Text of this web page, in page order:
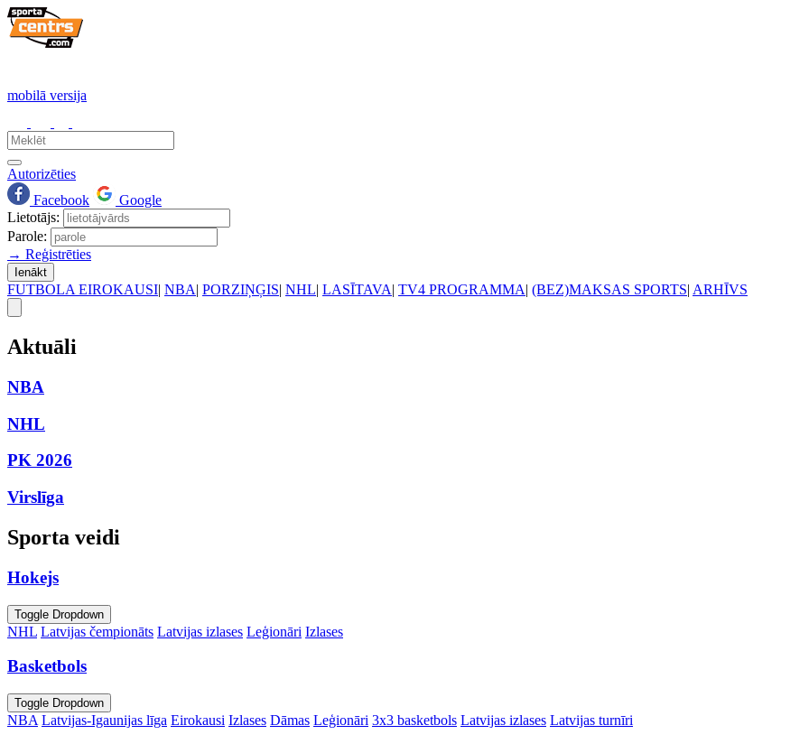
mobilā versija
Autorizēties
Facebook
Google
Lietotājs:
Parole:
→ Reģistrēties
Ienākt
FUTBOLA EIROKAUSI| NBA| PORZIŅĢIS| NHL| LASĪTAVA| TV4 PROGRAMMA| (BEZ)MAKSAS SPORTS| ARHĪVS
Aktuāli
NBA
NHL
PK 2026
Virslīga
Sporta veidi
Hokejs
Toggle Dropdown
NHL Latvijas čempionāts Latvijas izlases Leģionāri Izlases
Basketbols
Toggle Dropdown
NBA Latvijas-Igaunijas līga Eirokausi Izlases Dāmas Leģionāri 3x3 basketbols Latvijas izlases Latvijas turnīri